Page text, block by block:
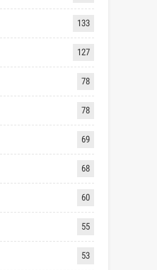
133
127
78
78
69
68
60
55
53